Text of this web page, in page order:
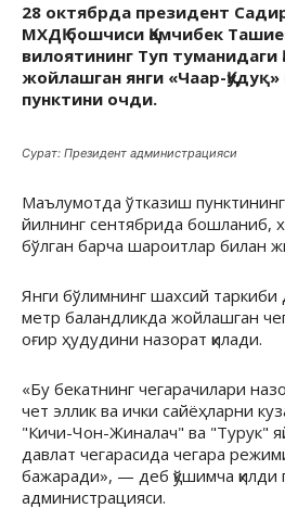
28 октябрда президент
МХДҚ бошчиси Қамчибек
вилоятининг Туп туманидаги
жойлашган янги «Чаар-
пунктини очди.
Сурат: Президент администрацияси
Маълумотда ўтказиш
йилнинг сентябрида бошланиб,
бўлган барча шароитлар билан
Янги бўлимнинг шахсий таркиби
метр баландликда жойлашган
оғир ҳудудини назорат қилади.
«Бу бекатнинг чегарачилари
чет эллик ва ички сайёҳларни
"Кичи-Чон-Жиналач" ва "Турук"
давлат чегарасида чегара
бажаради», — деб қўшимча қилди
администрацияси.